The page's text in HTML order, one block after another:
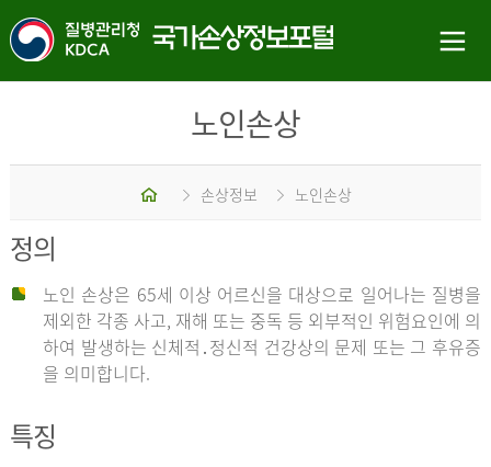
노인손상
홈 손상정보 노인손상
정의
노인 손상은 65세 이상 어르신을 대상으로 일어나는 질병을
제외한 각종 사고, 재해 또는 중독 등 외부적인 위험요인에 의
하여 발생하는 신체적․정신적 건강상의 문제 또는 그 후유증
을 의미합니다.
특징